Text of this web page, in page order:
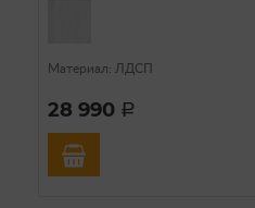
Материал: ЛДСП
28 990 a